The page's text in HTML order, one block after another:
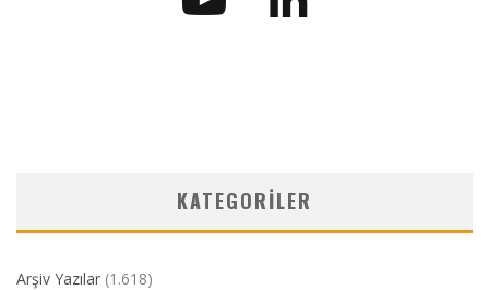
KATEGORILER
Arşiv Yazılar (1.618)